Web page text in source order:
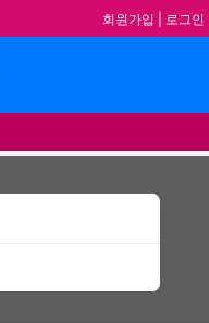
회원가입 로그인